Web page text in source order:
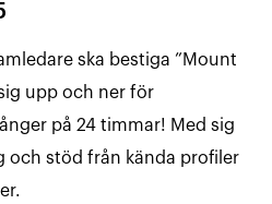
ska bestiga ”Mount
upp och ner för
på 24 timmar! Med sig
och stöd från kända profiler